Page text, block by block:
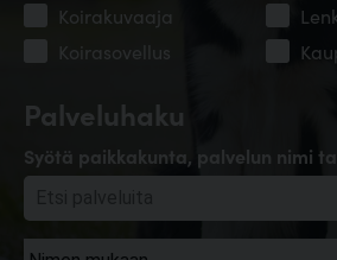
Palveluhaku
Syötä paikkakunta, palvelun nimi
Koirakuvaaja
Koirasovellus